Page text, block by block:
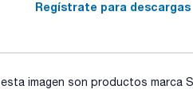
Regístrate para descargas
imagen son productos marca